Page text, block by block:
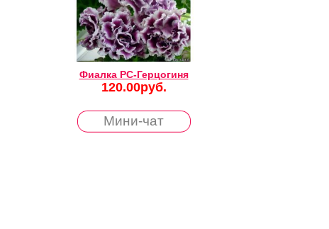
Фиалка РС-Герцогиня
120.00руб.
Мини-чат